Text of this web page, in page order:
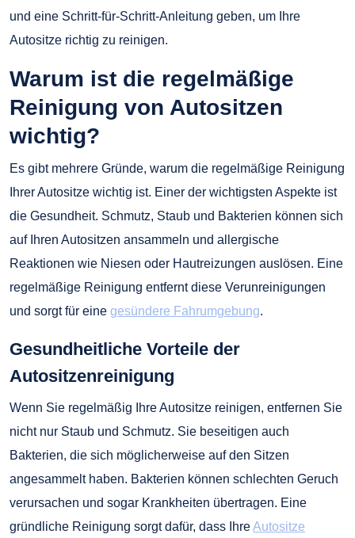
und eine Schritt-für-Schritt-Anleitung geben, um Ihre
Autositze richtig zu reinigen.
Warum ist die regelmäßige
Reinigung von Autositzen
wichtig?
Es gibt mehrere Gründe, warum die regelmäßige Reinigung
Ihrer Autositze wichtig ist. Einer der wichtigsten Aspekte ist
die Gesundheit. Schmutz, Staub und Bakterien können sich
auf Ihren Autositzen ansammeln und allergische
Reaktionen wie Niesen oder Hautreizungen auslösen. Eine
regelmäßige Reinigung entfernt diese Verunreinigungen
und sorgt für eine gesündere Fahrumgebung.
Gesundheitliche Vorteile der
Autositzenreinigung
Wenn Sie regelmäßig Ihre Autositze reinigen, entfernen Sie
nicht nur Staub und Schmutz. Sie beseitigen auch
Bakterien, die sich möglicherweise auf den Sitzen
angesammelt haben. Bakterien können schlechten Geruch
verursachen und sogar Krankheiten übertragen. Eine
gründliche Reinigung sorgt dafür, dass IhreAutositze